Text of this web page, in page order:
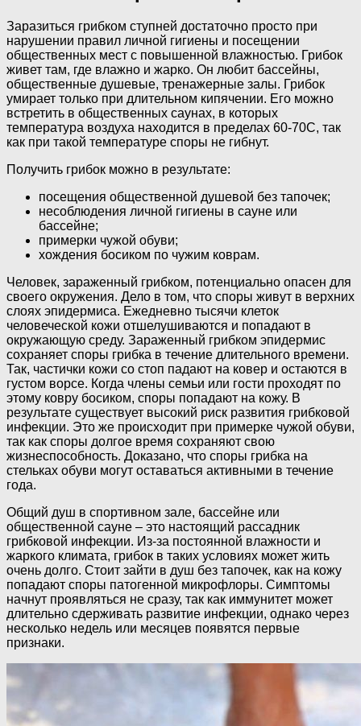
Заразиться грибком ступней достаточно просто при
нарушении правил личной гигиены и посещении
общественных мест с повышенной влажностью. Грибок
живет там, где влажно и жарко. Он любит бассейны,
общественные душевые, тренажерные залы. Грибок
умирает только при длительном кипячении. Его можно
встретить в общественных саунах, в которых
температура воздуха находится в пределах 60-70С, так
как при такой температуре споры не гибнут.
Получить грибок можно в результате:
посещения общественной душевой без тапочек;
несоблюдения личной гигиены в сауне или
бассейне;
примерки чужой обуви;
хождения босиком по чужим коврам.
Человек, зараженный грибком, потенциально опасен для
своего окружения. Дело в том, что споры живут в верхних
слоях эпидермиса. Ежедневно тысячи клеток
человеческой кожи отшелушиваются и попадают в
окружающую среду. Зараженный грибком эпидермис
сохраняет споры грибка в течение длительного времени.
Так, частички кожи со стоп падают на ковер и остаются в
густом ворсе. Когда члены семьи или гости проходят по
этому ковру босиком, споры попадают на кожу. В
результате существует высокий риск развития грибковой
инфекции. Это же происходит при примерке чужой обуви,
так как споры долгое время сохраняют свою
жизнеспособность. Доказано, что споры грибка на
стельках обуви могут оставаться активными в течение
года.
Общий душ в спортивном зале, бассейне или
общественной сауне – это настоящий рассадник
грибковой инфекции. Из-за постоянной влажности и
жаркого климата, грибок в таких условиях может жить
очень долго. Стоит зайти в душ без тапочек, как на кожу
попадают споры патогенной микрофлоры. Симптомы
начнут проявляться не сразу, так как иммунитет может
длительно сдерживать развитие инфекции, однако через
несколько недель или месяцев появятся первые
признаки.